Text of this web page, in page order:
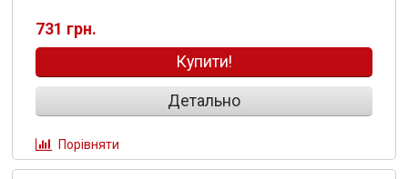
731 грн.
Купити!
Детально
Порівняти